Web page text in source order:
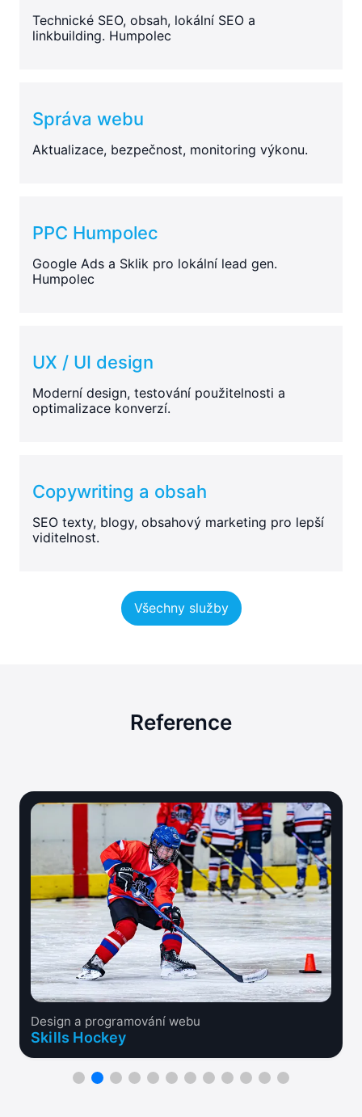
Technické SEO, obsah, lokální SEO a
linkbuilding. Humpolec
Správa webu
Aktualizace, bezpečnost, monitoring výkonu.
PPC Humpolec
Google Ads a Sklik pro lokální lead gen.
Humpolec
UX / UI design
Moderní design, testování použitelnosti a
optimalizace konverzí.
Copywriting a obsah
SEO texty, blogy, obsahový marketing pro lepší
viditelnost.
Všechny služby
Reference
Design a programování webu
Skills Hockey